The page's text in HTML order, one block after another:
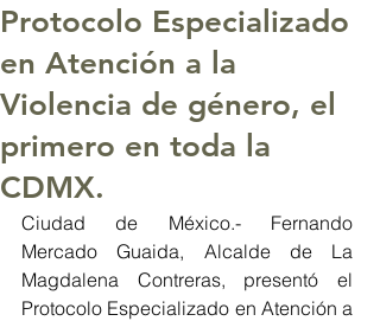
Protocolo Especializado
en Atención a la
Violencia de género, el
primero en toda la
CDMX.
Ciudad de México.- Fernando
Mercado Guaida, Alcalde de La
Magdalena Contreras, presentó el
Protocolo Especializado en Atención a